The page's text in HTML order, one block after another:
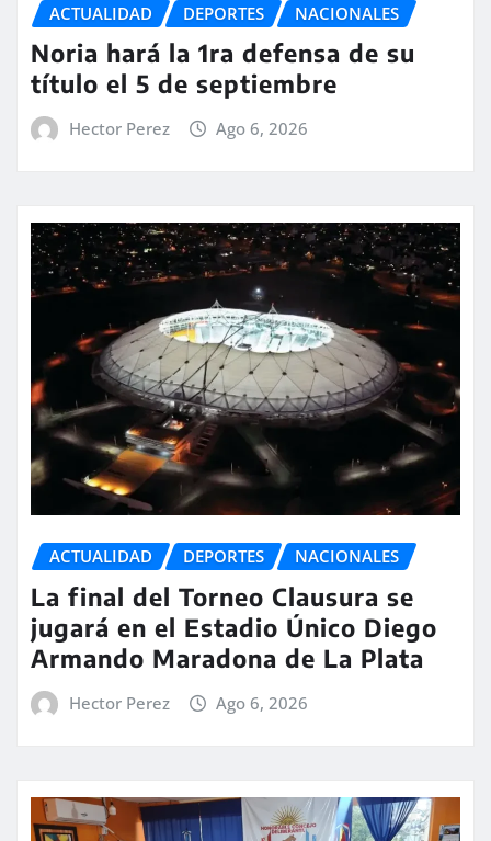
ACTUALIDAD DEPORTES NACIONALES
Noria hará la 1ra defensa de su
título el 5 de septiembre
Hector Perez Ago 6, 2026
ACTUALIDAD DEPORTES NACIONALES
La final del Torneo Clausura se
jugará en el Estadio Único Diego
Armando Maradona de La Plata
Hector Perez Ago 6, 2026